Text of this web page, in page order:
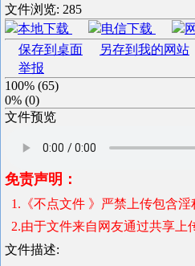
文件浏览: 285
本地下载
电信下载
保存到桌面
另存到我的网站
举报
100% (65)
0% (0)
文件预览
免责声明：
1.《不点文件 》严禁上传包含
2.由于文件来自网友通过共享上
文件描述: